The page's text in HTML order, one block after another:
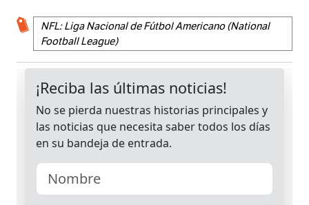
NFL: Liga Nacional de Fútbol Americano (National
Football League)